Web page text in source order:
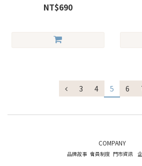
NT$690
3 4 5 6
COMPANY
品牌故事 會員制度 門市資訊